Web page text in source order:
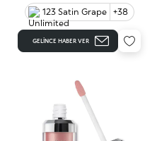
123 Satin Grape +38
GELINCE HABER VER